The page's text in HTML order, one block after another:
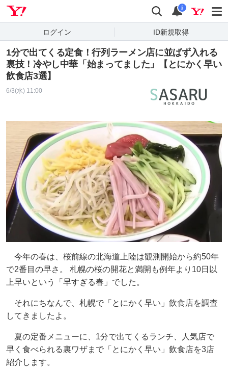
検索 通知
i
ログイン ID新規取得
1分で出てくる定食！行列ラーメン店に並ばず入れる
裏技！冷やし中華「始まってました」【とにかく早い
飲食店3選】
6/3(水) 11:00
今年の春は、桜前線の北海道上陸は観測開始から約50年
で2番目の早さ。 札幌の桜の開花と満開も例年より10日以
上早いという「早すぎる春」でした。
それにちなんで、札幌で「とにかく早い」飲食店を調査
してきましたよ。
夏の定番メニューに、1分で出てくるランチ、人気店で
早く食べられる裏ワザまで「とにかく早い」飲食店を3店
紹介します。